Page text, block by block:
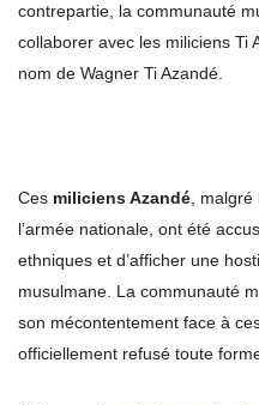
contrepartie, la communauté
collaborer avec les miliciens Ti
nom de Wagner Ti Azandé.
Ces miliciens Azandé, malgré
l’armée nationale, ont été
ethniques et d’afficher une
musulmane. La communauté
son mécontentement face à
officiellement refusé toute